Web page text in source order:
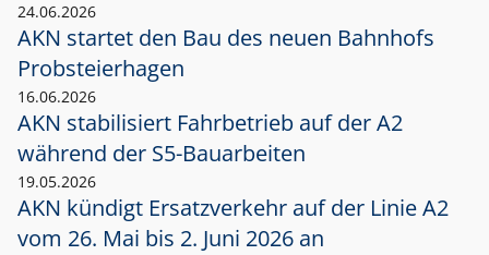
24.06.2026
AKN startet den Bau des neuen Bahnhofs
Probsteierhagen
16.06.2026
AKN stabilisiert Fahrbetrieb auf der A2
während der S5-Bauarbeiten
19.05.2026
AKN kündigt Ersatzverkehr auf der Linie A2
vom 26. Mai bis 2. Juni 2026 an